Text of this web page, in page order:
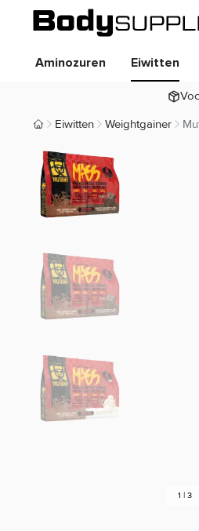
Aminozuren Eiwitten
Body Supplies | Sportvoeding
Eiwitten Weightgainer
1 | 3